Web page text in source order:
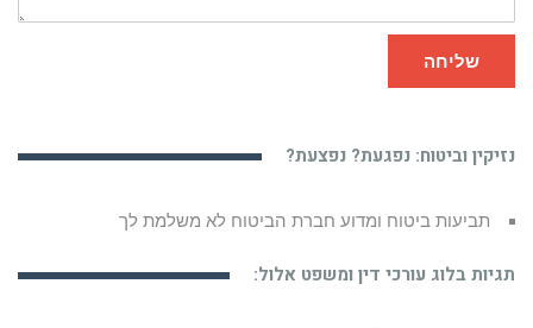
שליחה
נזיקין וביטוח: נפגעת? נפצעת?
תביעות ביטוח ומדוע חברת הביטוח לא משלמת לך
תגיות בלוג עורכי דין ומשפט אלול: